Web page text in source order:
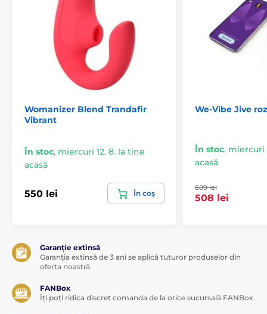
Vibratoare multifuncționale
Vibratoare clitorale
Womanizer Blend Trandafir
Vibrant
În stoc, miercuri 12. 8. la tine
acasă
550 lei În coș
We-Vibe Jive
În stoc, miercuri
acasă
609 lei
508 lei
Garanție extinsă
Garanția extinsă de 3 ani se aplică tuturor produselor din
oferta noastră.
FANBox
Îți poți ridica discret comanda de la orice sucursală FANBox.